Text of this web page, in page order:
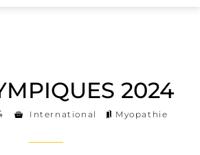
2024
International Myopathie